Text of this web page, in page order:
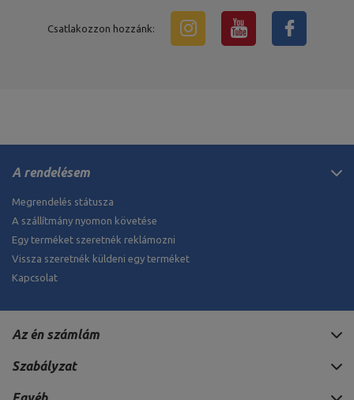
Csatlakozzon hozzánk:
A rendelésem
Megrendelés státusza
A szállítmány nyomon követése
Egy terméket szeretnék reklámozni
Vissza szeretnék küldeni egy terméket
Kapcsolat
Az én számlám
Szabályzat